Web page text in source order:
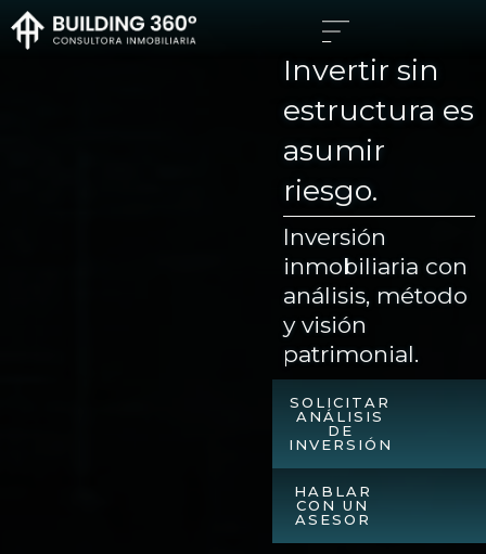
AL
CONTENIDO
Invertir sin
estructura es
asumir
riesgo.
Inversión
inmobiliaria con
análisis, método
y visión
patrimonial.
SOLICITAR
ANÁLISIS
DE
INVERSIÓN
HABLAR
CON UN
ASESOR